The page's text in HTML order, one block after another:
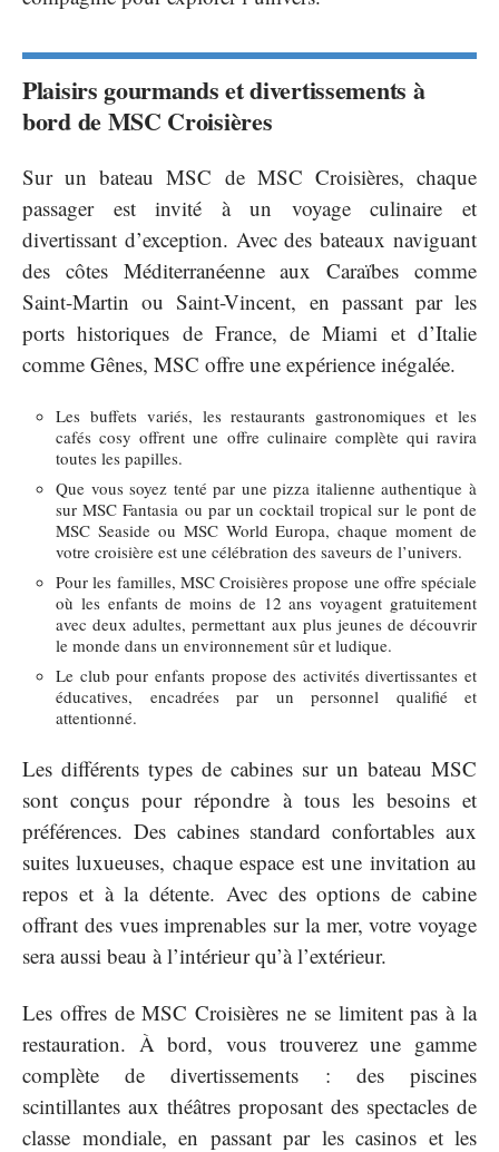
Plaisirs gourmands et divertissements à
bord de MSC Croisières
Sur un bateau MSC de MSC Croisières, chaque
passager est invité à un voyage culinaire et
divertissant d’exception. Avec des bateaux naviguant
des côtes Méditerranéenne aux Caraïbes comme
Saint-Martin ou Saint-Vincent, en passant par les
ports historiques de France, de Miami et d’Italie
comme Gênes, MSC offre une expérience inégalée.
Les buffets variés, les restaurants gastronomiques et les
cafés cosy offrent une offre culinaire complète qui ravira
toutes les papilles.
Que vous soyez tenté par une pizza italienne authentique à
sur MSC Fantasia ou par un cocktail tropical sur le pont de
MSC Seaside ou MSC World Europa, chaque moment de
votre croisière est une célébration des saveurs de l’univers.
Pour les familles, MSC Croisières propose une offre spéciale
où les enfants de moins de 12 ans voyagent gratuitement
avec deux adultes, permettant aux plus jeunes de découvrir
le monde dans un environnement sûr et ludique.
Le club pour enfants propose des activités divertissantes et
éducatives, encadrées par un personnel qualifié et
attentionné.
Les différents types de cabines sur un bateau MSC
sont conçus pour répondre à tous les besoins et
préférences. Des cabines standard confortables aux
suites luxueuses, chaque espace est une invitation au
repos et à la détente. Avec des options de cabine
offrant des vues imprenables sur la mer, votre voyage
sera aussi beau à l’intérieur qu’à l’extérieur.
Les offres de MSC Croisières ne se limitent pas à la
restauration. À bord, vous trouverez une gamme
complète de divertissements : des piscines
scintillantes aux théâtres proposant des spectacles de
classe mondiale, en passant par les casinos et les